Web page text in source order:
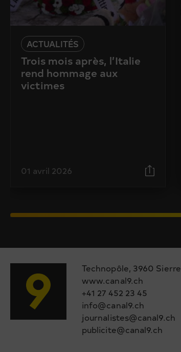
ACTUALITÉS
Trois mois après, l’Italie
rend hommage aux
victimes
01 avril 2026
Technopôle, 3960 Sierre
www.canal9.ch
+41 27 452 23 45
info@canal9.ch
journalistes@canal9.ch
publicite@canal9.ch